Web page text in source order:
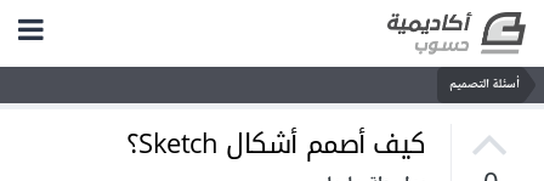
أسئلة التصميم
كيف أصمم أشكال Sketch؟